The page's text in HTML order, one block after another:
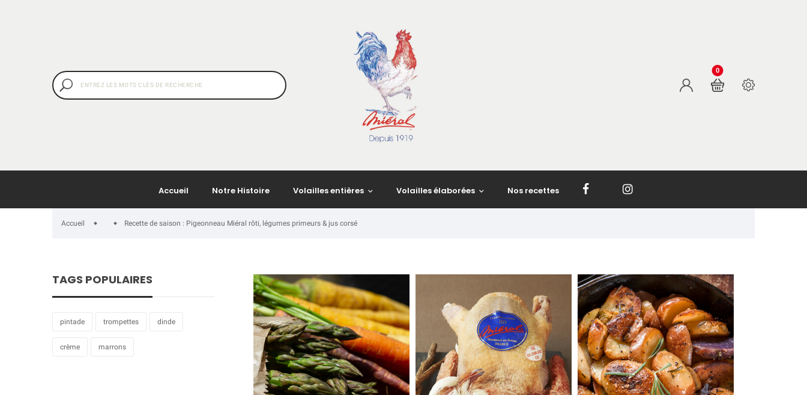
0
Accueil Notre Histoire Volailles entières Volailles élaborées Nos recettes facebook
Accueil Recette de saison : Pigeonneau Miéral rôti, légumes primeurs & jus corsé
TAGS POPULAIRES
pintade trompettes dinde
crème marrons